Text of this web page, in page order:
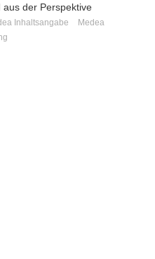
der Perspektive
Inhaltsangabe
Medea